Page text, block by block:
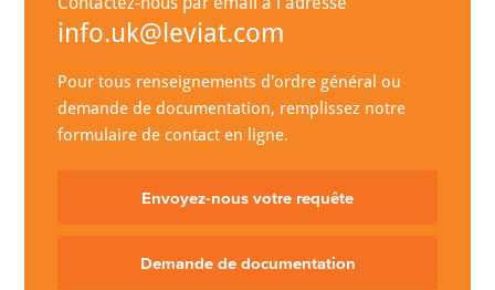
info.uk@leviat.com
Pour tous renseignements d'ordre général ou
demande de documentation, remplissez notre
formulaire de contact en ligne.
Envoyez-nous votre requête
Demande de documentation